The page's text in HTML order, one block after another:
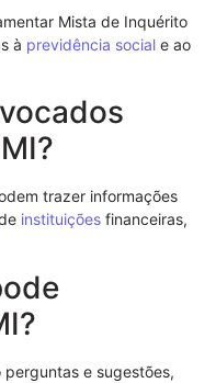
Mista de Inquérito
à previdência social e ao
trazer informações
instituições financeiras,
e sugestões,